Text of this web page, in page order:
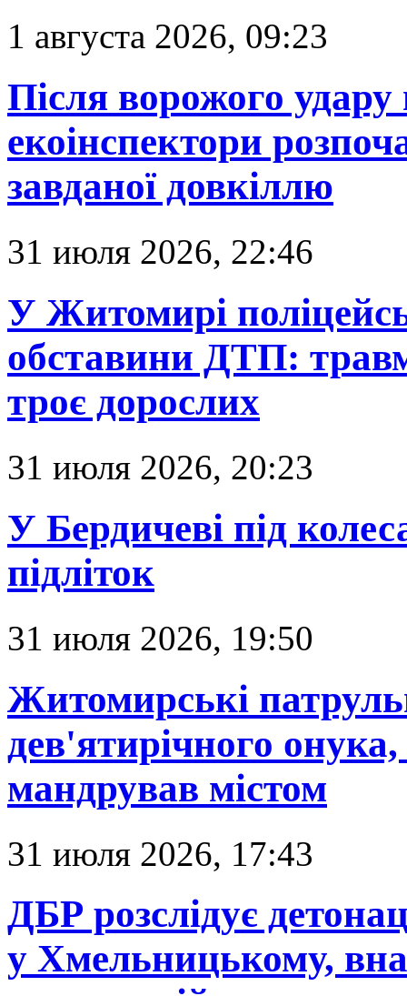
1 августа 2026, 09:23
Після ворожого
екоінспектори
завданої довкіллю
31 июля 2026, 22:46
У Житомирі
обставини ДТП:
троє дорослих
31 июля 2026, 20:23
У Бердичеві під
підліток
31 июля 2026, 19:50
Житомирські
дев'ятирічного
мандрував містом
31 июля 2026, 17:43
ДБР розслідує
у Хмельницькому,